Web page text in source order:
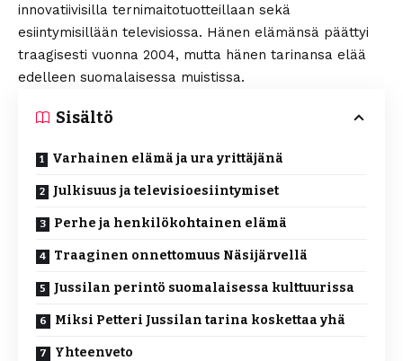
innovatiivisilla ternimaitotuotteillaan sekä
esiintymisillään televisiossa. Hänen elämänsä päättyi
traagisesti vuonna 2004, mutta hänen tarinansa elää
edelleen suomalaisessa muistissa.
Sisältö
Varhainen elämä ja ura yrittäjänä
Julkisuus ja televisioesiintymiset
Perhe ja henkilökohtainen elämä
Traaginen onnettomuus Näsijärvellä
Jussilan perintö suomalaisessa kulttuurissa
Miksi Petteri Jussilan tarina koskettaa yhä
Yhteenveto